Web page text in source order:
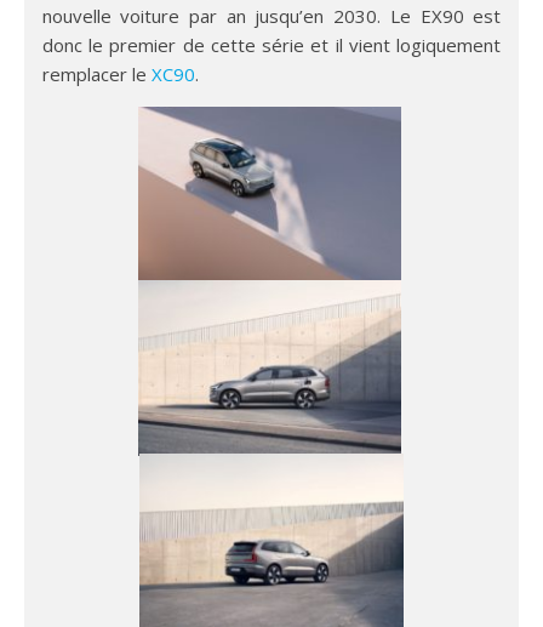
nouvelle voiture par an jusqu’en 2030. Le EX90 est
donc le premier de cette série et il vient logiquement
remplacer le XC90.